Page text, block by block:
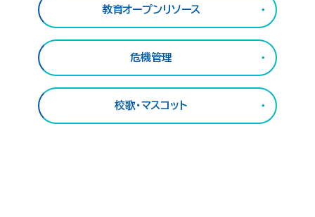
教育オープンリソース
危機管理
校歌・マスコット